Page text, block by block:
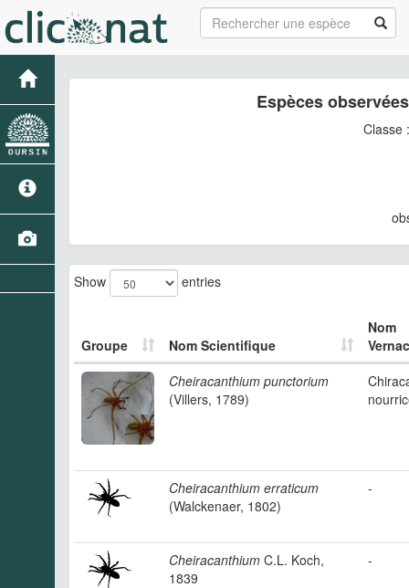
Espèces
Classe
Show entries
Groupe Nom Scientifique
Nom
Cheiracanthium punctorium
(Villers, 1789)
Cheiracanthium erraticum
(Walckenaer, 1802)
-
Cheiracanthium C.L. Koch,
1839
-